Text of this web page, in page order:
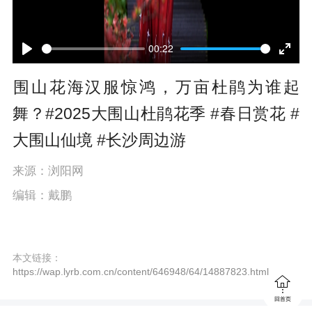
P
l
a
y
00:22
E
n
t
l
s
围山花海汉服惊鸿，万亩杜鹃为谁起
舞？#2025大围山杜鹃花季 #春日赏花 #
大围山仙境 #长沙周边游
来源：浏阳网
编辑：戴鹏
本文链接：
https://wap.lyrb.com.cn/content/646948/64/14887823.html

回首页